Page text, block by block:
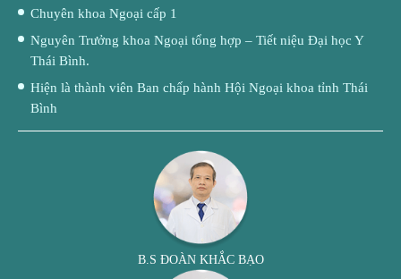
Chuyên khoa Ngoại cấp 1
Nguyên Trưởng khoa Ngoại tổng hợp – Tiết niệu Đại học Y
Thái Bình.
Hiện là thành viên Ban chấp hành Hội Ngoại khoa tỉnh Thái
Bình
B.S ĐOÀN KHẮC BẠO